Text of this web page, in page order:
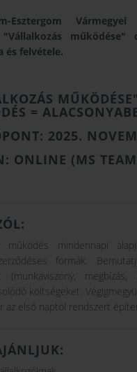
Esztergom Vármegyei
működése"
és felvétele.
=
2025.
ONLINE (MS
mindennapi
formák.
(munkaviszony,
költségeket.
az első naptól rendszert